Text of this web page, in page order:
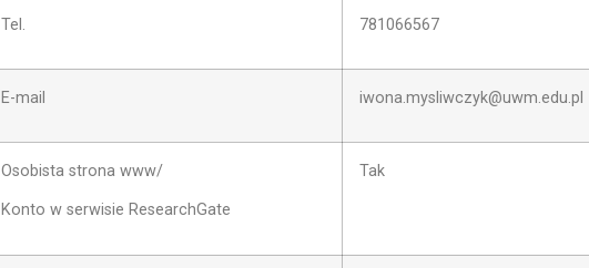
Tel. 781066567
E-mail iwona.mysliwczyk@uwm.edu.pl
Osobista strona www/
Konto w serwisie ResearchGate
Tak